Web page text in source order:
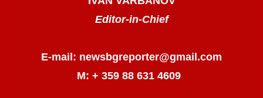
Editor-in-Chief
E-mail: newsbgreporter@gmail.com
М: + 359 88 631 4609